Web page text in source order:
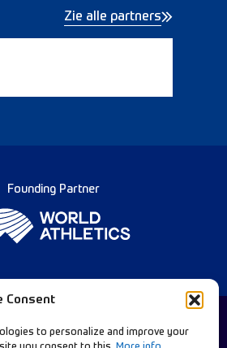
Consent
to personalize and improve your
Zie alle partners
Founding Partner